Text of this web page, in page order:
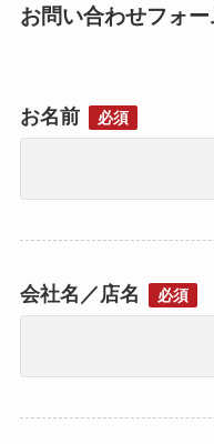
お問い合わせフォ
お名前 必須
会社名／店名 必須